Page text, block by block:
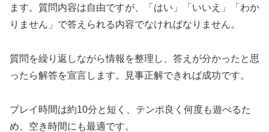
ます。質問内容は自由ですが、「はい」「いいえ」「わか
りません」で答えられる内容でなければなりません。
質問を繰り返しながら情報を整理し、答えが分かったと思
ったら解答を宣言します。見事正解できれば成功です。
プレイ時間は約10分と短く、テンポ良く何度も遊べるた
め、空き時間にも最適です。